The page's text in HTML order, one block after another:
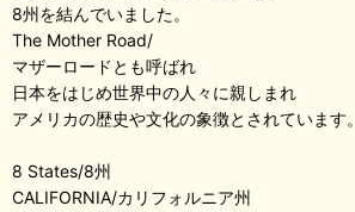
8州を結んでいました。
The Mother Road/
マザーロードとも呼ばれ
日本をはじめ世界中の人々に親しまれ
アメリカの歴史や文化の象徴とされています。
8 States/8州
CALIFORNIA/カリフォルニア州